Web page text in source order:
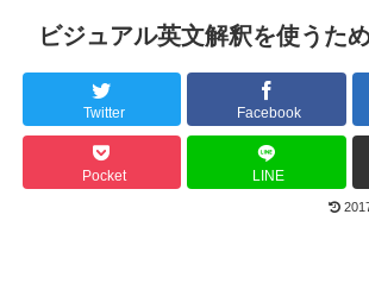
ビジュアル英文解釈を使うた
Twitter Facebook
Pocket LINE